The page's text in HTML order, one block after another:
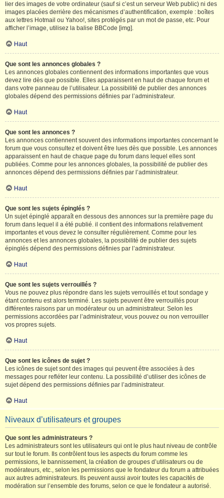
lier des images de votre ordinateur (sauf si c’est un serveur Web public) ni des
images placées derrière des mécanismes d’authentification, exemple : boîtes
aux lettres Hotmail ou Yahoo!, sites protégés par un mot de passe, etc. Pour
afficher l’image, utilisez la balise BBCode [img].
Haut
Que sont les annonces globales ?
Les annonces globales contiennent des informations importantes que vous
devez lire dès que possible. Elles apparaissent en haut de chaque forum et
dans votre panneau de l’utilisateur. La possibilité de publier des annonces
globales dépend des permissions définies par l’administrateur.
Haut
Que sont les annonces ?
Les annonces contiennent souvent des informations importantes concernant le
forum que vous consultez et doivent être lues dès que possible. Les annonces
apparaissent en haut de chaque page du forum dans lequel elles sont
publiées. Comme pour les annonces globales, la possibilité de publier des
annonces dépend des permissions définies par l’administrateur.
Haut
Que sont les sujets épinglés ?
Un sujet épinglé apparaît en dessous des annonces sur la première page du
forum dans lequel il a été publié. il contient des informations relativement
importantes et vous devez le consulter régulièrement. Comme pour les
annonces et les annonces globales, la possibilité de publier des sujets
épinglés dépend des permissions définies par l’administrateur.
Haut
Que sont les sujets verrouillés ?
Vous ne pouvez plus répondre dans les sujets verrouillés et tout sondage y
étant contenu est alors terminé. Les sujets peuvent être verrouillés pour
différentes raisons par un modérateur ou un administrateur. Selon les
permissions accordées par l’administrateur, vous pouvez ou non verrouiller
vos propres sujets.
Haut
Que sont les icônes de sujet ?
Les icônes de sujet sont des images qui peuvent être associées à des
messages pour refléter leur contenu. La possibilité d’utiliser des icônes de
sujet dépend des permissions définies par l’administrateur.
Haut
Niveaux d’utilisateurs et groupes
Que sont les administrateurs ?
Les administrateurs sont les utilisateurs qui ont le plus haut niveau de contrôle
sur tout le forum. Ils contrôlent tous les aspects du forum comme les
permissions, le bannissement, la création de groupes d’utilisateurs ou de
modérateurs, etc., selon les permissions que le fondateur du forum a attribuées
aux autres administrateurs. Ils peuvent aussi avoir toutes les capacités de
modération sur l’ensemble des forums, selon ce que le fondateur a autorisé.